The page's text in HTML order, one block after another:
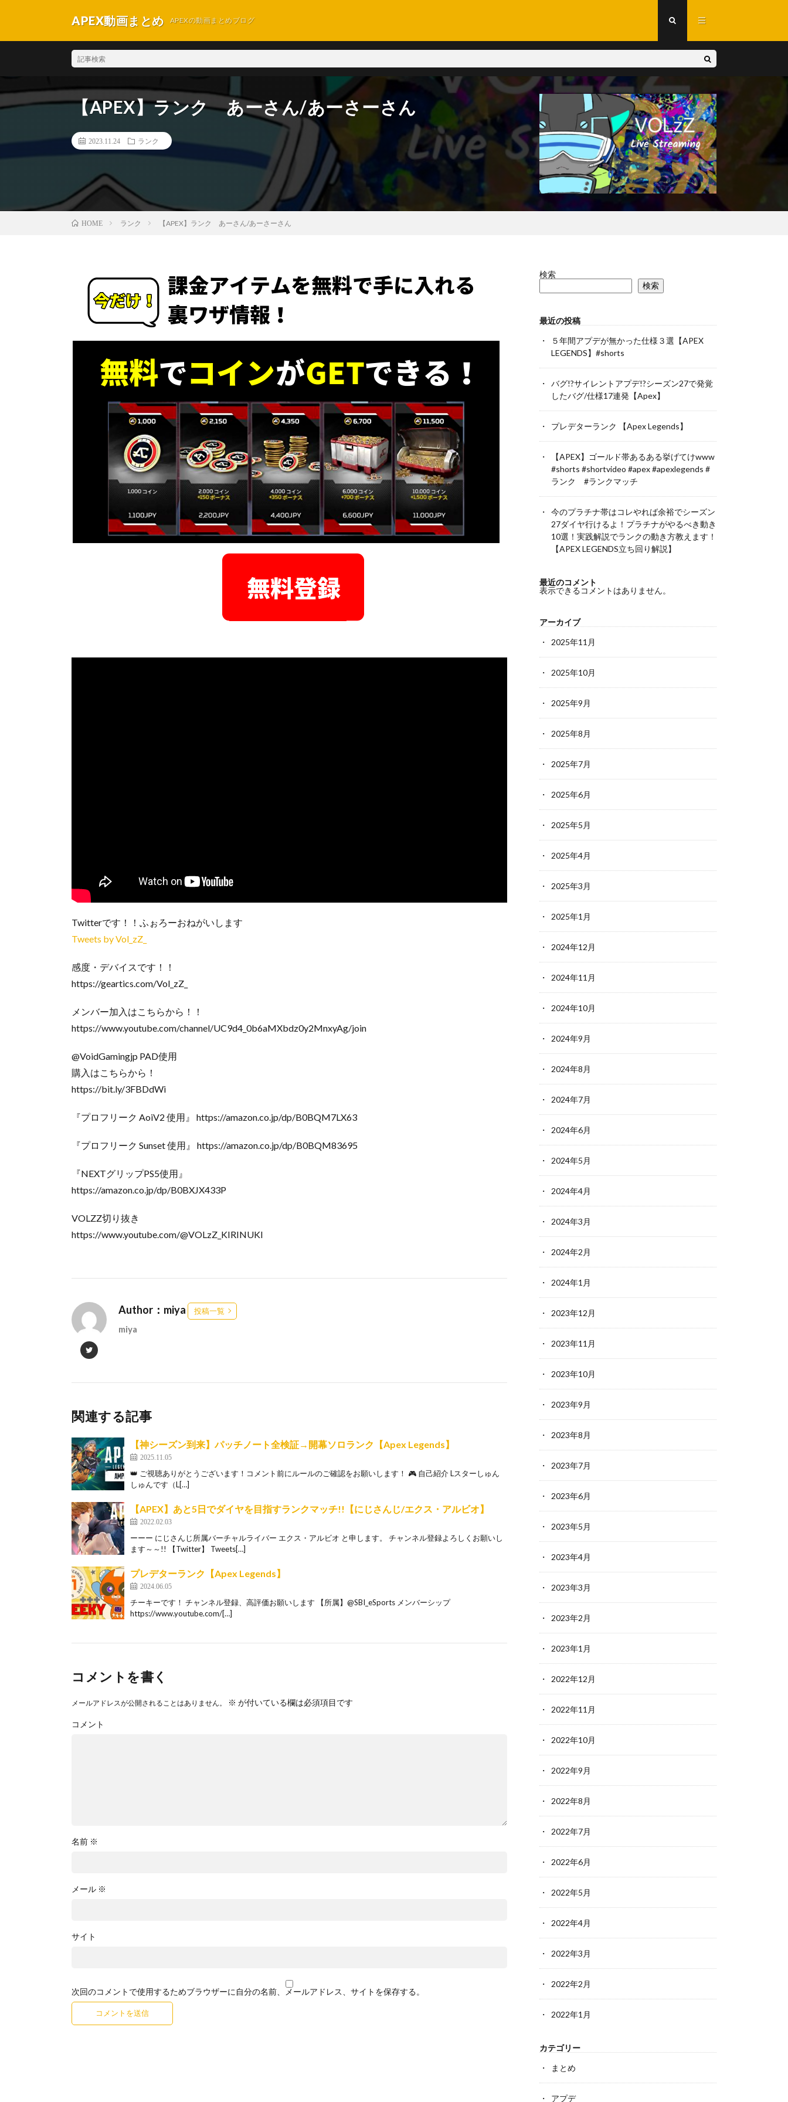
APEX動画まとめ APEXの動画まとめブログ
【APEX】ランク あーさん/あーさーさん
2023.11.24 ランク
HOME ランク 【APEX】ランク あーさん/あーさーさん
Twitterです！！ふぉろーおねがいします
Tweets by Vol_zZ_
感度・デバイスです！！
https://geartics.com/Vol_zZ_
メンバー加入はこちらから！！
https://www.youtube.com/channel/UC9d4_0b6aMXbdz0y2MnxyAg/join
@VoidGamingjp PAD使用
購入はこちらから！
https://bit.ly/3FBDdWi
『プロフリーク AoiV2 使用』 https://amazon.co.jp/dp/B0BQM7LX63
『プロフリーク Sunset 使用』 https://amazon.co.jp/dp/B0BQM83695
『NEXTグリップPS5使用』
https://amazon.co.jp/dp/B0BXJX433P
VOLZZ切り抜き
https://www.youtube.com/@VOLzZ_KIRINUKI
Author：miya 投稿一覧
miya
関連する記事
【神シーズン到来】パッチノート全検証→開幕ソロランク【Apex Legends】
2025.11.05
👑 ご視聴ありがとうございます！コメント前にルールのご確認をお願いします！ 🎮 自己紹介 Lスターしゅん
しゅんです（L[…]
【APEX】あと5日でダイヤを目指すランクマッチ!!【にじさんじ/エクス・アルビオ】
2022.02.03
ーーー にじさんじ所属バーチャルライバー エクス・アルビオ と申します。 チャンネル登録よろしくお願いし
ます～～!! 【Twitter】 Tweets[…]
プレデターランク【Apex Legends】
2024.06.05
チーキーです！ チャンネル登録、高評価お願いします 【所属】@SBI_eSports メンバーシップ
https://www.youtube.com/[…]
コメントを書く
メールアドレスが公開されることはありません。 ※ が付いている欄は必須項目です
コメント
名前 ※
メール ※
サイト
次回のコメントで使用するためブラウザーに自分の名前、メールアドレス、サイトを保存する。
検索
検索
最近の投稿
５年間アプデが無かった仕様３選【APEX
LEGENDS】#shorts
バグ!?サイレントアプデ!?シーズン27で発覚
したバグ/仕様17連発【Apex】
プレデターランク 【Apex Legends】
【APEX】ゴールド帯あるある挙げてけwww
#shorts #shortvideo #apex #apexlegends #
ランク #ランクマッチ
今のプラチナ帯はコレやれば余裕でシーズン
27ダイヤ行けるよ！プラチナがやるべき動き
10選！実践解説でランクの動き方教えます！
【APEX LEGENDS立ち回り解説】
最近のコメント
表示できるコメントはありません。
アーカイブ
2025年11月
2025年10月
2025年9月
2025年8月
2025年7月
2025年6月
2025年5月
2025年4月
2025年3月
2025年1月
2024年12月
2024年11月
2024年10月
2024年9月
2024年8月
2024年7月
2024年6月
2024年5月
2024年4月
2024年3月
2024年2月
2024年1月
2023年12月
2023年11月
2023年10月
2023年9月
2023年8月
2023年7月
2023年6月
2023年5月
2023年4月
2023年3月
2023年2月
2023年1月
2022年12月
2022年11月
2022年10月
2022年9月
2022年8月
2022年7月
2022年6月
2022年5月
2022年4月
2022年3月
2022年2月
2022年1月
カテゴリー
まとめ
アプデ